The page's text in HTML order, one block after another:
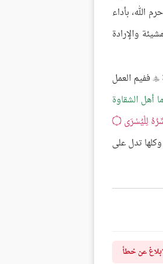
الله، بأداء
والإرادة
 ففيم العمل
أهل الشقاوة
لِلْيُسْرَى۝
وكلها تدل على
عن خطأ